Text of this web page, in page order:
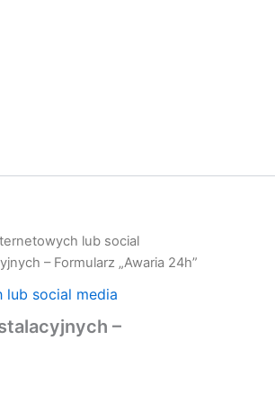
lub social
– Formularz „Awaria 24h”
social media
–